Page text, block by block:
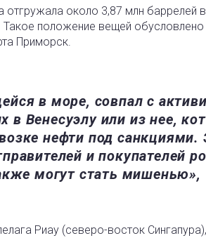
около 3,87 млн баррелей
положение вещей обусловлено
Приморск.
в море, совпал с
Венесуэлу или из нее,
нефти под санкциями.
и покупателей
могут стать мишенью»,
Риау (северо-восток